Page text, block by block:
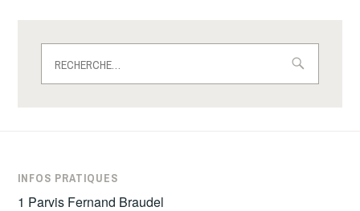
INFOS PRATIQUES
1 Parvis Fernand Braudel